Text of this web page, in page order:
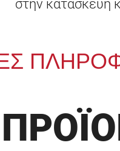
στην κατασκευή